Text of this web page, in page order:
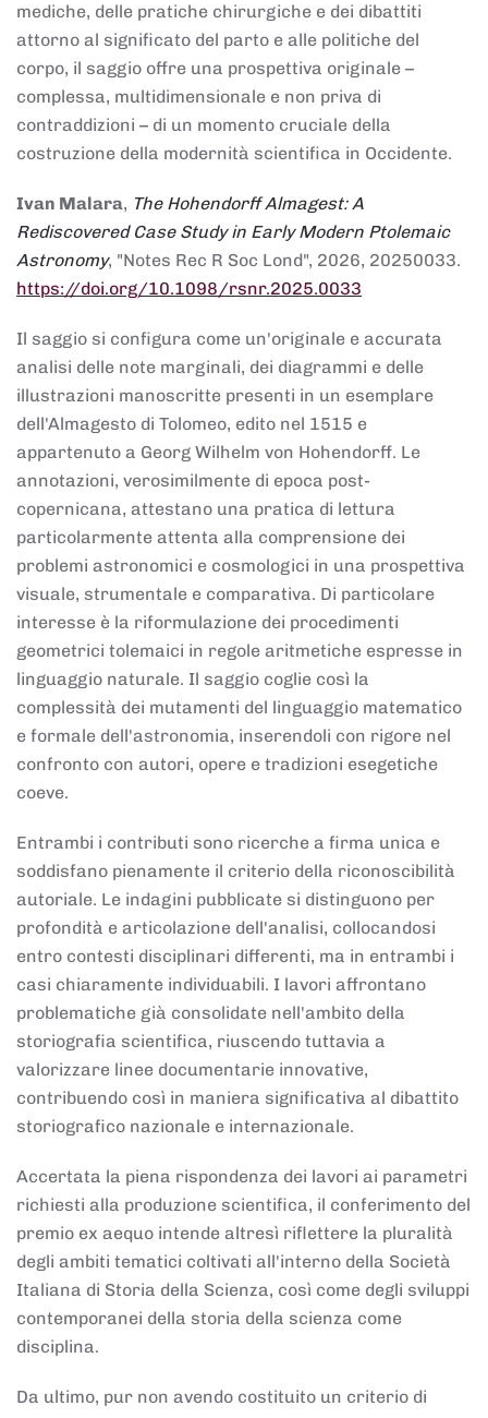
mediche, delle pratiche chirurgiche e dei dibattiti
attorno al significato del parto e alle politiche del
corpo, il saggio offre una prospettiva originale –
complessa, multidimensionale e non priva di
contraddizioni – di un momento cruciale della
costruzione della modernità scientifica in Occidente.
Ivan Malara, The Hohendorff Almagest: A
Rediscovered Case Study in Early Modern Ptolemaic
Astronomy, "Notes Rec R Soc Lond", 2026, 20250033.
https://doi.org/10.1098/rsnr.2025.0033
Il saggio si configura come un'originale e accurata
analisi delle note marginali, dei diagrammi e delle
illustrazioni manoscritte presenti in un esemplare
dell'Almagesto di Tolomeo, edito nel 1515 e
appartenuto a Georg Wilhelm von Hohendorff. Le
annotazioni, verosimilmente di epoca post-
copernicana, attestano una pratica di lettura
particolarmente attenta alla comprensione dei
problemi astronomici e cosmologici in una prospettiva
visuale, strumentale e comparativa. Di particolare
interesse è la riformulazione dei procedimenti
geometrici tolemaici in regole aritmetiche espresse in
linguaggio naturale. Il saggio coglie così la
complessità dei mutamenti del linguaggio matematico
e formale dell'astronomia, inserendoli con rigore nel
confronto con autori, opere e tradizioni esegetiche
coeve.
Entrambi i contributi sono ricerche a firma unica e
soddisfano pienamente il criterio della riconoscibilità
autoriale. Le indagini pubblicate si distinguono per
profondità e articolazione dell'analisi, collocandosi
entro contesti disciplinari differenti, ma in entrambi i
casi chiaramente individuabili. I lavori affrontano
problematiche già consolidate nell'ambito della
storiografia scientifica, riuscendo tuttavia a
valorizzare linee documentarie innovative,
contribuendo così in maniera significativa al dibattito
storiografico nazionale e internazionale.
Accertata la piena rispondenza dei lavori ai parametri
richiesti alla produzione scientifica, il conferimento del
premio ex aequo intende altresì riflettere la pluralità
degli ambiti tematici coltivati all'interno della Società
Italiana di Storia della Scienza, così come degli sviluppi
contemporanei della storia della scienza come
disciplina.
Da ultimo, pur non avendo costituito un criterio di